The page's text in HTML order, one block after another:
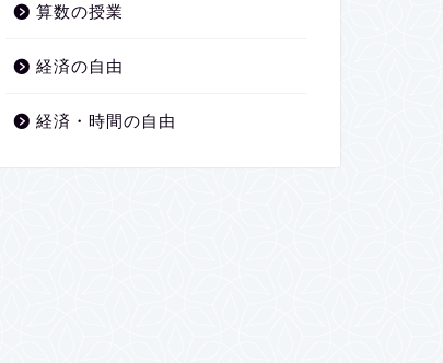
算数の授業
経済の自由
経済・時間の自由